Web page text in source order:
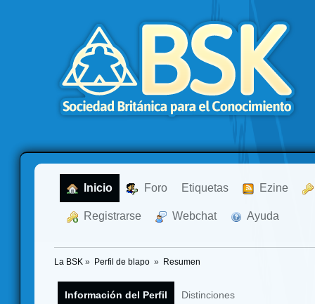
Inicio Foro Etiquetas Ezine
Registrarse Webchat Ayuda
La BSK » Perfil de blapo » Resumen
Información del Perfil Distinciones